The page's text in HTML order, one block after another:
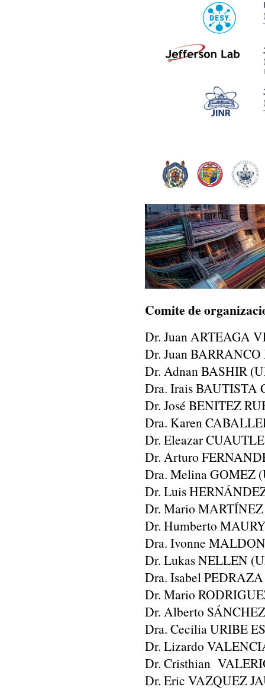
​Comite de
Dr. Juan ARTEAGA
Dr. Juan
Dr. Adnan BASHIR
Dra. Irais
Dr. José BENITEZ
Dra. Karen
Dr. Eleazar
Dr. Arturo
Dra. Melina GOMEZ
Dr. Luis
Dr. Mario
Dr. Humberto
Dra. Ivonne
Dr. Lukas NELLEN
Dra. Isabel
Dr. Mario
Dr. Alberto
Dra. Cecilia URIBE
Dr. Lizardo
Dr. Cristhian
Dr. Eric VAZQUEZ